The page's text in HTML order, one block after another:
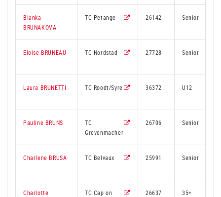
Bianka
BRUNAKOVA
TC Petange 26142 Senior
Eloise BRUNEAU TC Nordstad 27728 Senior
Laura BRUNETTI TC Roodt/Syre 36372 U12
Pauline BRUNS
TC
Grevenmacher
26706 Senior
Charlene BRUSA TC Belvaux 25991 Senior
Charlotte TC Cap on 26637 35+